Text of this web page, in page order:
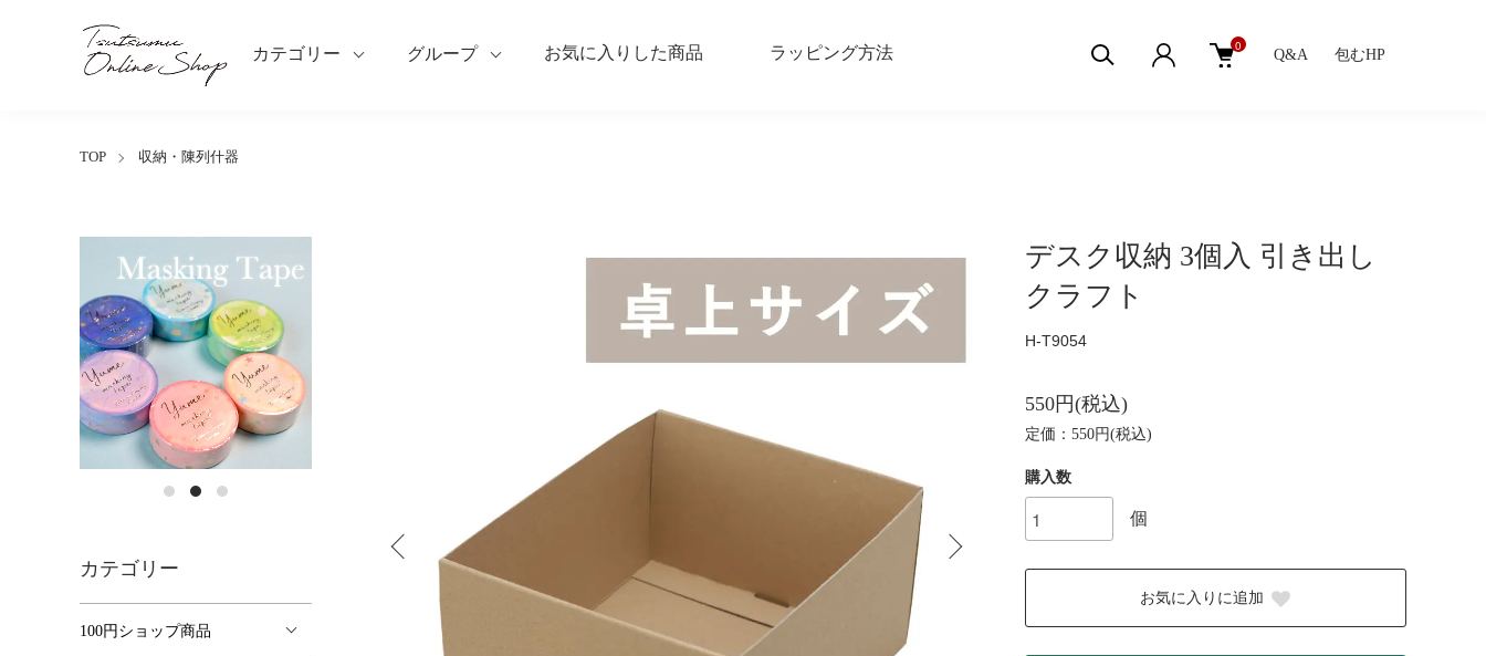
カテゴリー グループ お気に入りした商品 ラッピング方法 0
Q&A 包むHP
TOP 収納・陳列什器
デスク収納 3個入 引き出し
クラフト
H-T9054
550円(税込)
定価：550円(税込)
購入数
個
お気に入りに追加
カテゴリー
100円ショップ商品